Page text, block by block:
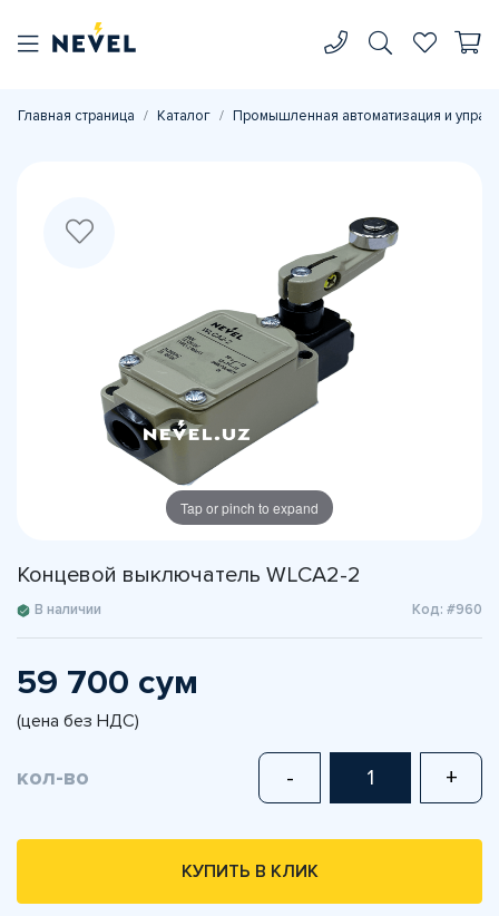
Главная страница Каталог Промышленная автоматизация и
Tap or pinch to expand
Концевой выключатель WLCA2-2
В наличии Код: #960
59 700 сум
(цена без НДС)
кол-во - +
КУПИТЬ В КЛИК